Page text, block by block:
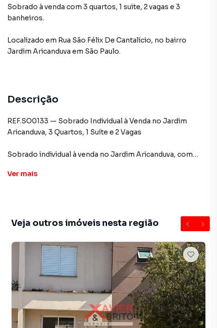
Sobrado à venda com 3 quartos, 1 suite, 2 vagas e 3
banheiros.
Localizado em Rua São Félix De Cantalício, no bairro
Jardim Aricanduva em São Paulo.
Descrição
REF.SO0133 — Sobrado Individual à Venda no Jardim
Aricanduva, 3 Quartos, 1 Suíte e 2 Vagas
Sobrado individual à venda no Jardim Aricanduva, com
(sendo 1 suíte), sala ampla, cozinha, lavanderia e 2 vagas de
vias de acesso da região.
R$750.000,00
Aceita financiamento bancário
Estuda permutas de menor valor como parte do
pagamento
Fale conosco e agende sua visita!
Ver mais
Veja outros imóveis nesta região